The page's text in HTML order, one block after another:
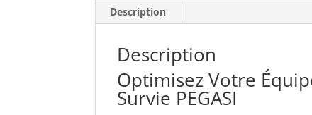
Description
Description
Optimisez Votre
Survie PEGASI